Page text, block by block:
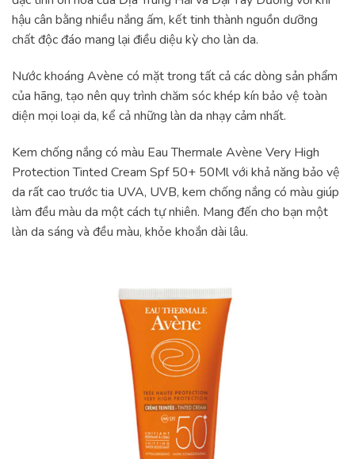
hậu cân bằng nhiều nắng ấm, kết tinh thành nguồn dưỡng
chất độc đáo mang lại điều diệu kỳ cho làn da.
Nước khoáng Avène có mặt trong tất cả các dòng sản phẩm
của hãng, tạo nên quy trình chăm sóc khép kín bảo vệ toàn
diện mọi loại da, kể cả những làn da nhạy cảm nhất.
Kem chống nắng có màu Eau Thermale Avène Very High
Protection Tinted Cream Spf 50+ 50Ml với khả năng bảo vệ
da rất cao trước tia UVA, UVB, kem chống nắng có màu giúp
làm đều màu da một cách tự nhiên. Mang đến cho bạn một
làn da sáng và đều màu, khỏe khoắn dài lâu.